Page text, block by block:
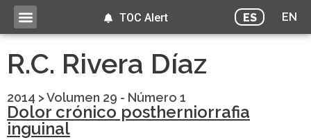
ES EN
TOC Alert
R.C. Rivera Díaz
2014 >Volumen 29 - Número 1
Dolor crónico postherniorrafia
inguinal